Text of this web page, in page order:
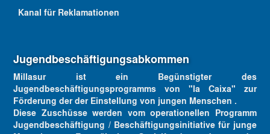
Kanal für Reklamationen
Jugendbeschäftigungsabkommen
Millasur ist ein Begünstigter des
Jugendbeschäftigungsprogramms von "la Caixa" zur
Förderung der der Einstellung von jungen Menschen .
Diese Zuschüsse werden vom operationellen Programm
Jugendbeschäftigung / Beschäftigungsinitiative für junge